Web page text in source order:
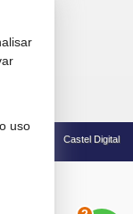
Castel Digital
uso